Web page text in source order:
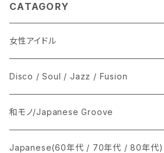
CATAGORY
女性アイドル
シングル盤
あ行
か行
LP
CD
Disco / Soul / Jazz / Fusion
シングル盤
A
12インチ・シングル
和モノ/Japanese Groove
シングル盤
Japanese(60年代 / 70年代 / 80年代)